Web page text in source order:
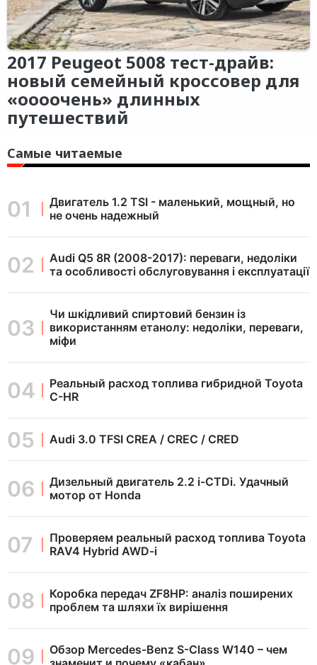
2017 Peugeot 5008 тест-драйв:
новый семейный кроссовер для
«оооочень» длинных
путешествий
Самые читаемые
Двигатель 1.2 TSI - маленький, мощный, но
не очень надежный
Audi Q5 8R (2008-2017): переваги, недоліки
та особливості обслуговування і експлуатації
Чи шкідливий спиртовий бензин із
використанням етанолу: недоліки, переваги,
міфи
Реальный расход топлива гибридной Toyota
C-HR
Audi 3.0 TFSI CREA / CREC / CRED
Дизельный двигатель 2.2 i-CTDi. Удачный
мотор от Honda
Проверяем реальный расход топлива Toyota
RAV4 Hybrid AWD-i
Коробка передач ZF8HP: аналіз поширених
проблем та шляхи їх вирішення
Обзор Mercedes-Benz S-Class W140 – чем